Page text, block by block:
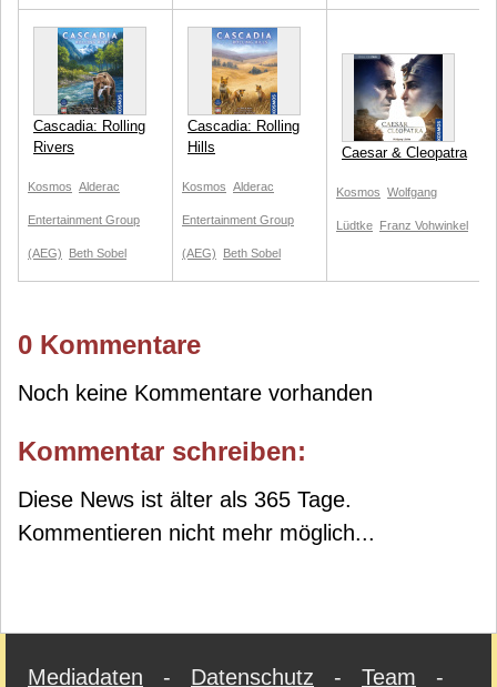
Cascadia: Rolling
Rivers
Kosmos Alderac
Entertainment Group
(AEG) Beth Sobel
Cascadia: Rolling
Hills
Kosmos Alderac
Entertainment Group
(AEG) Beth Sobel
Caesar & Cleopatra
Kosmos Wolfgang
Lüdtke Franz Vohwinkel
0 Kommentare
Noch keine Kommentare vorhanden
Kommentar schreiben:
Diese News ist älter als 365 Tage.
Kommentieren nicht mehr möglich...
Mediadaten - Datenschutz - Team -